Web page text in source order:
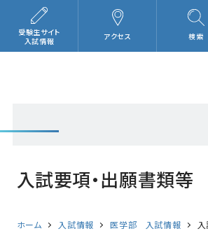
検索
アクセス
受験生サイト
入試情報
入試要項・出願書類等
ホーム 入試情報 医学部 入試情報